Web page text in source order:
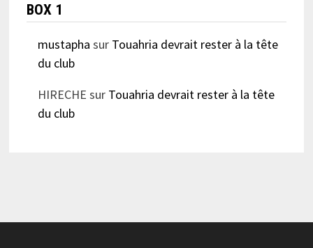
BOX 1
mustapha sur Touahria devrait rester à la tête
du club
HIRECHE sur Touahria devrait rester à la tête
du club